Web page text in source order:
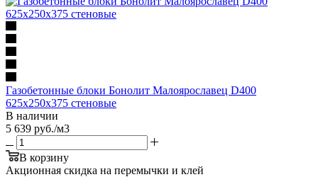
Газобетонные блоки Бонолит Малоярославец D400
625х250х375 стеновые
В наличии
5 639 руб./м3
В корзину
Акционная скидка на перемычки и клей